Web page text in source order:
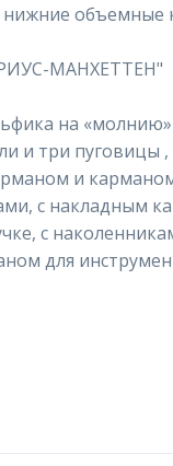
нижние объемные
МАНХЕТТЕН"
на
и три пуговицы ,
и карманом
с накладным
с
для